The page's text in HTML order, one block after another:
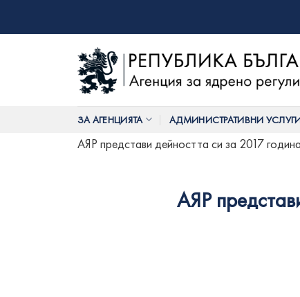
ЗА АГЕНЦИЯТА АДМИНИСТРАТИВНИ
АЯР представи дейността си за 2017
АЯР